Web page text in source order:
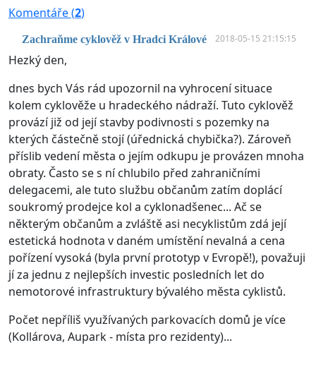
Komentáře (2)
Zachraňme cyklověž v Hradci Králové 2018-05-15 21:15:15
Hezký den,
dnes bych Vás rád upozornil na vyhrocení situace
kolem cyklověže u hradeckého nádraží. Tuto cyklověž
provází již od její stavby podivnosti s pozemky na
kterých částečně stojí (úřednická chybička?). Zároveň
příslib vedení města o jejím odkupu je provázen mnoha
obraty. Často se s ní chlubilo před zahraničními
delegacemi, ale tuto službu občanům zatím doplácí
soukromý prodejce kol a cyklonadšenec... Ač se
některým občanům a zvláště asi necyklistům zdá její
estetická hodnota v daném umístění nevalná a cena
pořízení vysoká (byla první prototyp v Evropě!), považuji
jí za jednu z nejlepších investic posledních let do
nemotorové infrastruktury bývalého města cyklistů.
Počet nepříliš využívaných parkovacích domů je více
(Kollárova, Aupark - místa pro rezidenty)...